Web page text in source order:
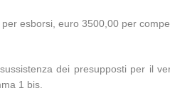
esborsi, euro 3500,00 per
dei presupposti per il
1 bis.